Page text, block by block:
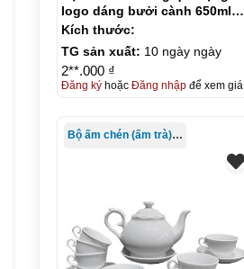
logo dáng bưởi cành 650ml
KQ-ACT17
Kích thước:
TG sản xuất: 10 ngày ngày
2**.000 ₫
Đăng kýhoặc Đăng nhậpđể xem giá
Bộ ấm chén (ấm trà) in logo